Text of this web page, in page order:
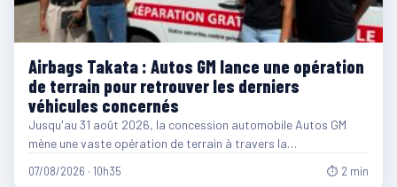
Airbags Takata : Autos GM lance une opération
de terrain pour retrouver les derniers
véhicules concernés
Jusqu'au 31 août 2026, la concession automobile Autos GM
mène une vaste opération de terrain à travers la…
07/08/2026 · 10h35 ⏱ 2 min